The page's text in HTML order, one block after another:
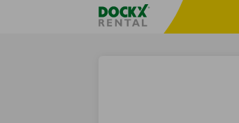
Taalselectie overslaanFratello DEMO